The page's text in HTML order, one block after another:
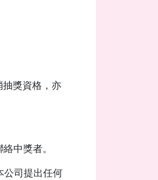
抽獎資格，亦
中獎者。
公司提出任何